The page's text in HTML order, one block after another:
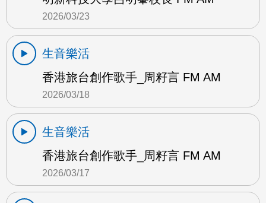
2026/03/23
生音樂活
香港旅台創作歌手_周籽言 FM AM
2026/03/18
生音樂活
香港旅台創作歌手_周籽言 FM AM
2026/03/17